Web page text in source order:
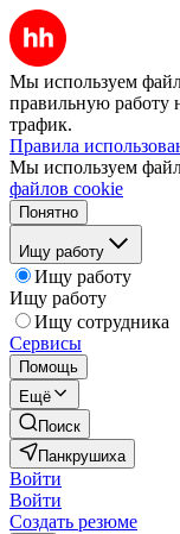
Мы используем
правильную работу
трафик.
Правила
Мы используем
файлов cookie
Понятно
Ищу работу
Ищу работу
Ищу работу
Ищу сотрудника
Сервисы
Помощь
Ещё
Поиск
Панкрушиха
Войти
Войти
Создать резюме